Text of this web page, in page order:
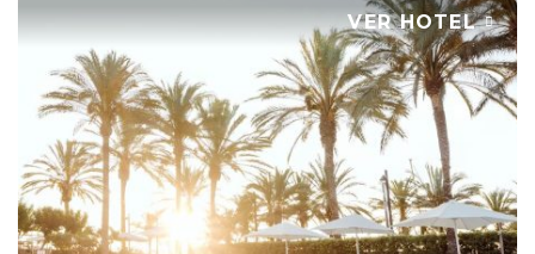
VER HOTEL